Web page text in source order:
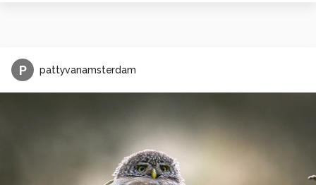
P pattyvanamsterdam